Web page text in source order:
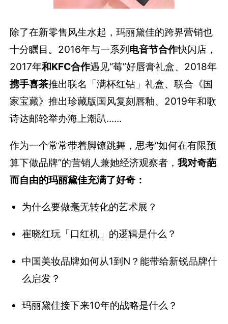
除了在新零售风生水起，玛丽黛佳的跨界营销也
十分瞩目。2016年与一系列电音节合作快闪店，
2017年和KFC合作遇见“莓”好唇膏礼盒、2018年
携手喜茶推出联名「满杯红钻」礼盒、联合《国
家宝藏》推出珍藏版国风复刻唇釉、2019年和歌
诗达邮轮举办海上潮趴......
作为一个常常带着脚镣跳舞，思考“如何在有限预
算下做品牌”的营销人兼她经济观察者，我对奇葩
而自由的玛丽黛佳充满了好奇：
为什么要做毫无转化的艺术展？
崔晓红玩「口红机」的逻辑是什么？
中国美妆品牌如何从1到N？能带给新锐品牌什
么启发？
玛丽黛佳接下来10年的战略是什么？